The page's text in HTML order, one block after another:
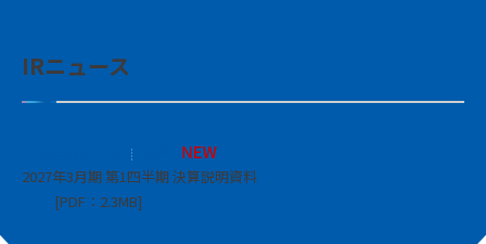
IRニュース
2027年3月期 第1四半期 決算説明資料
[PDF：2.3MB]